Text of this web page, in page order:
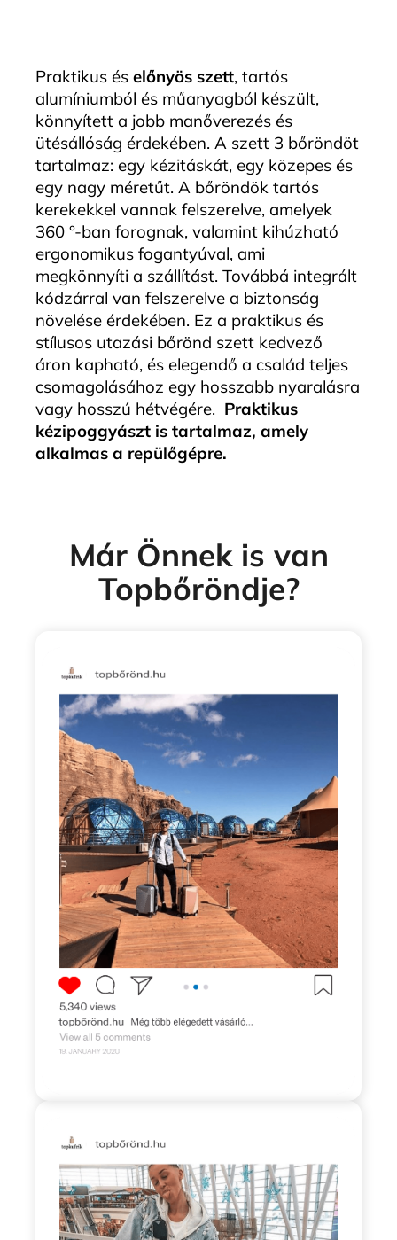
Praktikus és előnyös szett, tartós
alumíniumból és műanyagból készült,
könnyített a jobb manőverezés és
ütésállóság érdekében. A szett 3 bőröndöt
tartalmaz: egy kézitáskát, egy közepes és
egy nagy méretűt. A bőröndök tartós
kerekekkel vannak felszerelve, amelyek
360 °-ban forognak, valamint kihúzható
ergonomikus fogantyúval, ami
megkönnyíti a szállítást. Továbbá integrált
kódzárral van felszerelve a biztonság
növelése érdekében. Ez a praktikus és
stílusos utazási bőrönd szett kedvező
áron kapható, és elegendő a család teljes
csomagolásához egy hosszabb nyaralásra
vagy hosszú hétvégére. Praktikus
kézipoggyászt is tartalmaz, amely
alkalmas a repülőgépre.
Már Önnek is van
Topbőröndje?